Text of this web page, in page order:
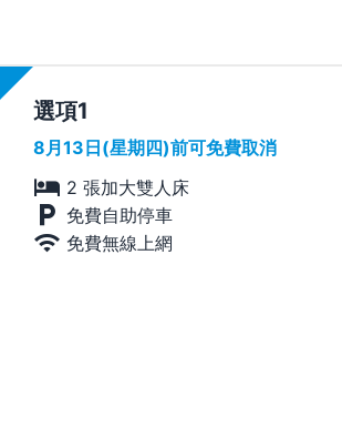
選項
8月13日(星期四)前可免費取消
2 張加大雙人床
免費自助停車
免費無線上網